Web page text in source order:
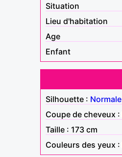
Situation
Lieu d'habitation
Age
Enfant
Silhouette : Normale
Coupe de cheveux :
Taille : 173 cm
Couleurs des yeux :